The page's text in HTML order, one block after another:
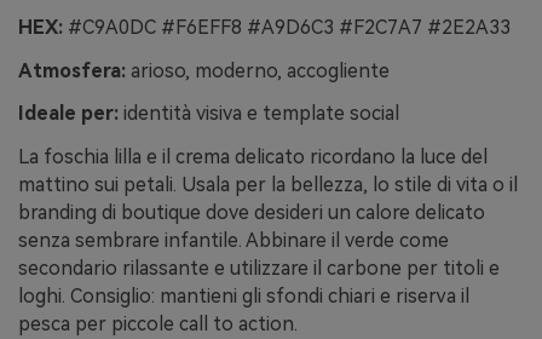
HEX: #C9A0DC #F6EFF8 #A9D6C3 #F2C7A7 #2E2A33
Atmosfera: arioso, moderno, accogliente
Ideale per: identità visiva e template social
La foschia lilla e il crema delicato ricordano la luce del
mattino sui petali. Usala per la bellezza, lo stile di vita o il
branding di boutique dove desideri un calore delicato
senza sembrare infantile. Abbinare il verde come
secondario rilassante e utilizzare il carbone per titoli e
loghi. Consiglio: mantieni gli sfondi chiari e riserva il
pesca per piccole call to action.